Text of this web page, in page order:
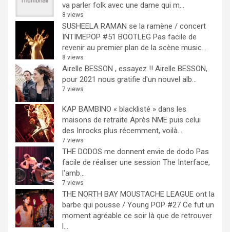
va parler folk avec une dame qui m...
8 views
SUSHEELA RAMAN se la ramène / concert
INTIMEPOP #51 BOOTLEG Pas facile de
revenir au premier plan de la scène music...
8 views
Airelle BESSON , essayez !! Airelle BESSON,
pour 2021 nous gratifie d'un nouvel alb...
7 views
KAP BAMBINO « blacklisté » dans les
maisons de retraite Après NME puis celui
des Inrocks plus récemment, voilà...
7 views
THE DODOS me donnent envie de dodo Pas
facile de réaliser une session The Interface,
l'amb...
7 views
THE NORTH BAY MOUSTACHE LEAGUE ont la
barbe qui pousse / Young POP #27 Ce fut un
moment agréable ce soir là que de retrouver
l...